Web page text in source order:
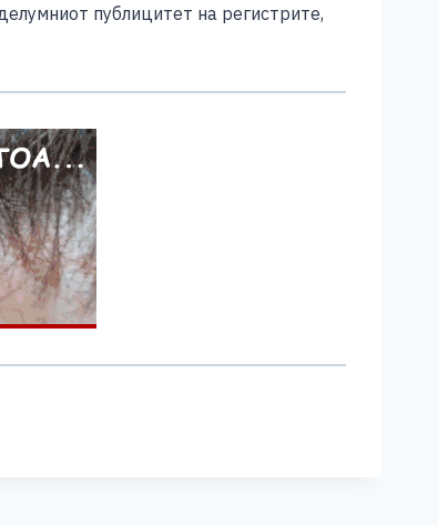
публицитет на регистрите,